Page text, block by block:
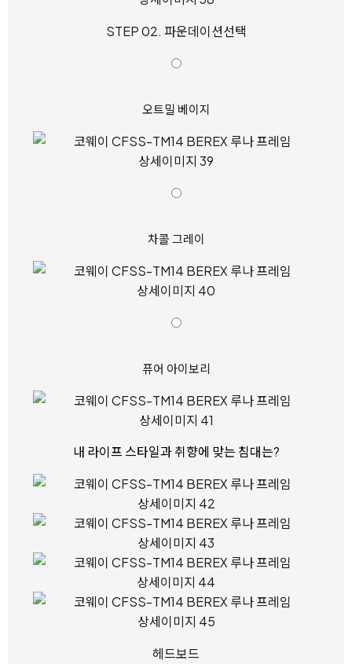
STEP 02. 파운데이션선택
오트밀 베이지
차콜 그레이
퓨어 아이보리
내 라이프 스타일과 취향에 맞는 침대는?
헤드보드